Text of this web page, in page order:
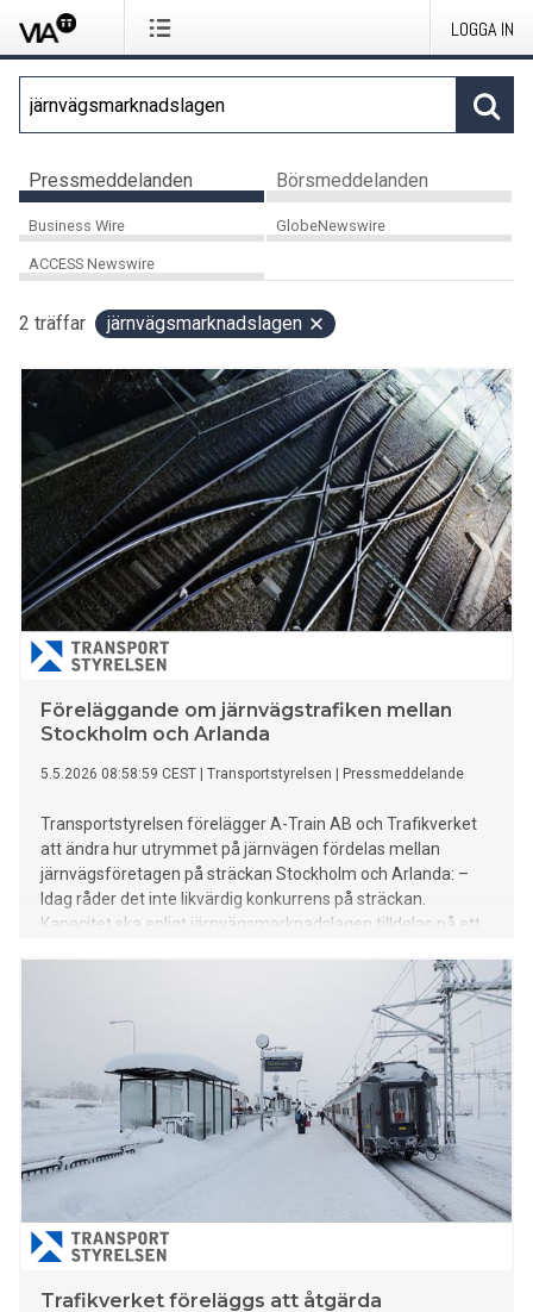
LOGGA IN
Pressmeddelanden Börsmeddelanden
Business Wire GlobeNewswire
ACCESS Newswire
2 träffar järnvägsmarknadslagen
Föreläggande om järnvägstrafiken mellan
Stockholm och Arlanda
5.5.2026 08:58:59 CEST Transportstyrelsen Pressmeddelande
Transportstyrelsen förelägger A-Train AB och Trafikverket
att ändra hur utrymmet på järnvägen fördelas mellan
järnvägsföretagen på sträckan Stockholm och Arlanda: –
Idag råder det inte likvärdig konkurrens på sträckan.
Kapacitet ska enligt järnvägsmarknadslagen tilldelas på ett
von Utfall Kull, sektionschef på Transportstyrelsen.
Trafikverket föreläggs att åtgärda